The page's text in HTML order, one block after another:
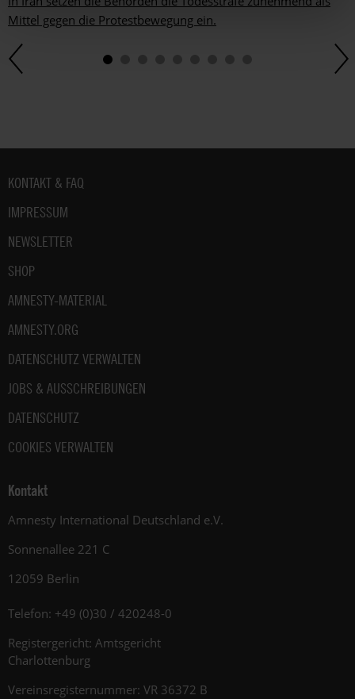
Mittel gegen die Protestbewegung ein.
Fußbereich
KONTAKT & FAQ
IMPRESSUM
NEWSLETTER
SHOP
AMNESTY-MATERIAL
AMNESTY.ORG
DATENSCHUTZ VERWALTEN
JOBS & AUSSCHREIBUNGEN
DATENSCHUTZ
COOKIES VERWALTEN
Kontakt
Amnesty International Deutschland e.V.
Sonnenallee 221 C
12059 Berlin
Telefon: +49 (0)30 / 420248-0
Registergericht: Amtsgericht
Charlottenburg
Vereinsregisternummer: VR 36372 B